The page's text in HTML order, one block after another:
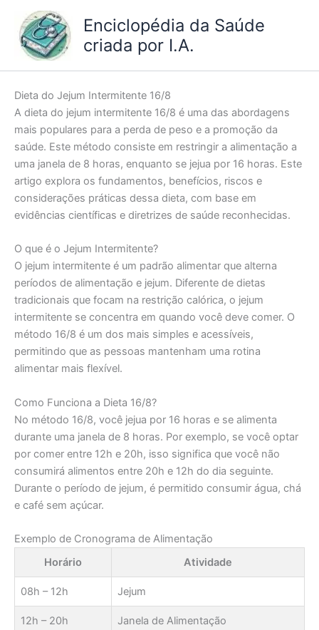
conteúdo
Enciclopédia da Saúde
criada por I.A.
Dieta do Jejum Intermitente 16/8
A dieta do jejum intermitente 16/8 é uma das abordagens
mais populares para a perda de peso e a promoção da
saúde. Este método consiste em restringir a alimentação a
uma janela de 8 horas, enquanto se jejua por 16 horas. Este
artigo explora os fundamentos, benefícios, riscos e
considerações práticas dessa dieta, com base em
evidências científicas e diretrizes de saúde reconhecidas.
O que é o Jejum Intermitente?
O jejum intermitente é um padrão alimentar que alterna
períodos de alimentação e jejum. Diferente de dietas
tradicionais que focam na restrição calórica, o jejum
intermitente se concentra em quando você deve comer. O
método 16/8 é um dos mais simples e acessíveis,
permitindo que as pessoas mantenham uma rotina
alimentar mais flexível.
Como Funciona a Dieta 16/8?
No método 16/8, você jejua por 16 horas e se alimenta
durante uma janela de 8 horas. Por exemplo, se você optar
por comer entre 12h e 20h, isso significa que você não
consumirá alimentos entre 20h e 12h do dia seguinte.
Durante o período de jejum, é permitido consumir água, chá
e café sem açúcar.
Exemplo de Cronograma de Alimentação
Horário
Atividade
08h – 12h Jejum
12h – 20h Janela de Alimentação